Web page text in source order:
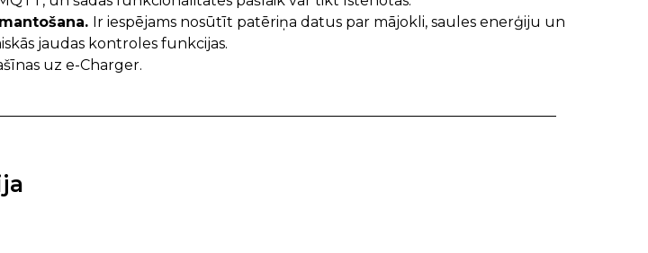
Ir iespējams nosūtīt patēriņa datus par mājokli, saules enerģiju un
jaudas kontroles funkcijas.
uz e-Charger.